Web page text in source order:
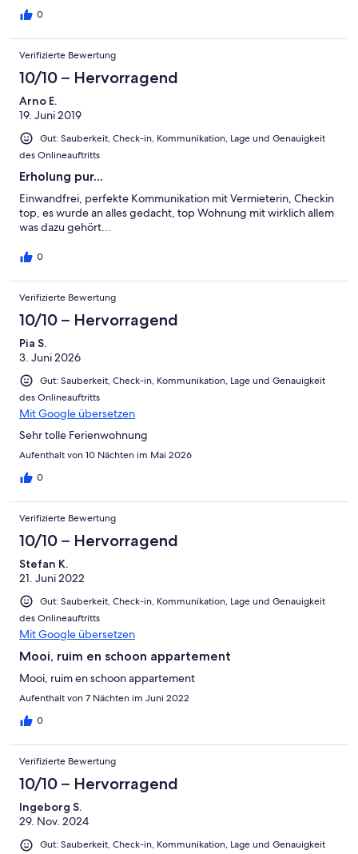
0
Verifizierte Bewertung
10/10 – Hervorragend
Arno E.
19. Juni 2019
Gut: Sauberkeit, Check-in, Kommunikation, Lage und Genauigkeit
des Onlineauftritts
Erholung pur...
Einwandfrei, perfekte Kommunikation mit Vermieterin, Checkin
top, es wurde an alles gedacht, top Wohnung mit wirklich allem
was dazu gehört...
0
Verifizierte Bewertung
10/10 – Hervorragend
Pia S.
3. Juni 2026
Gut: Sauberkeit, Check-in, Kommunikation, Lage und Genauigkeit
des Onlineauftritts
Mit Google übersetzen
Sehr tolle Ferienwohnung
Aufenthalt von 10 Nächten im Mai 2026
0
Verifizierte Bewertung
10/10 – Hervorragend
Stefan K.
21. Juni 2022
Gut: Sauberkeit, Check-in, Kommunikation, Lage und Genauigkeit
des Onlineauftritts
Mit Google übersetzen
Mooi, ruim en schoon appartement
Mooi, ruim en schoon appartement
Aufenthalt von 7 Nächten im Juni 2022
0
Verifizierte Bewertung
10/10 – Hervorragend
Ingeborg S.
29. Nov. 2024
Gut: Sauberkeit, Check-in, Kommunikation, Lage und Genauigkeit